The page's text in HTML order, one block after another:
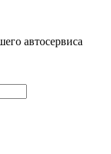
автосервиса